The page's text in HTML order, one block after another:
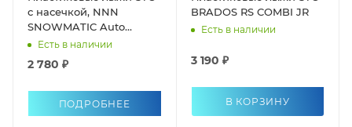
с насечкой, NNN
SNOWMATIC Auto
universal р.М
Есть в наличии
2 780 ₽
ПОДРОБНЕЕ
BRADOS RS COMBI JR
Есть в наличии
3 190 ₽
В КОРЗИНУ